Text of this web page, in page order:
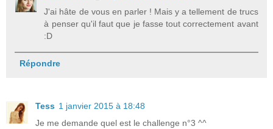
J'ai hâte de vous en parler ! Mais y a tellement de trucs
à penser qu'il faut que je fasse tout correctement avant
:D
Répondre
Tess 1 janvier 2015 à 18:48
Je me demande quel est le challenge n°3 ^^